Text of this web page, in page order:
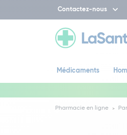
Contactez-nous
Médicaments
Pharmacie en ligne